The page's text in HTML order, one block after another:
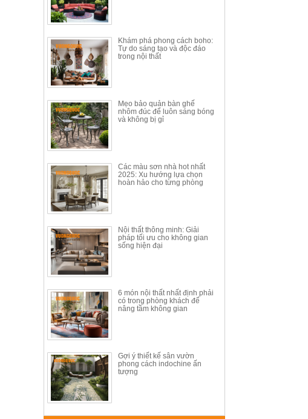
Khám phá phong cách boho:
Tự do sáng tạo và độc đáo
trong nội thất
Mẹo bảo quản bàn ghế
nhôm đúc để luôn sáng bóng
và không bị gỉ
Các màu sơn nhà hot nhất
2025: Xu hướng lựa chọn
hoàn hảo cho từng phòng
Nội thất thông minh: Giải
pháp tối ưu cho không gian
sống hiện đại
6 món nội thất nhất định phải
có trong phòng khách để
nâng tầm không gian
Gợi ý thiết kế sân vườn
phong cách indochine ấn
tượng